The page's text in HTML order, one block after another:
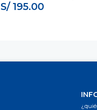
S/ 195.00